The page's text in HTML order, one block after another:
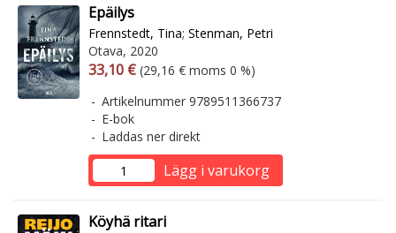
Epäilys
Frennstedt, Tina; Stenman, Petri
Otava, 2020
Arvonlisäverollinen hinta
33,10 € Arvonlisäveroton hinta
(29,16 € moms 0 %)
Artikelnummer 9789511366737
E-bok
Laddas ner direkt
Lägg i varukorg
Köyhä ritari